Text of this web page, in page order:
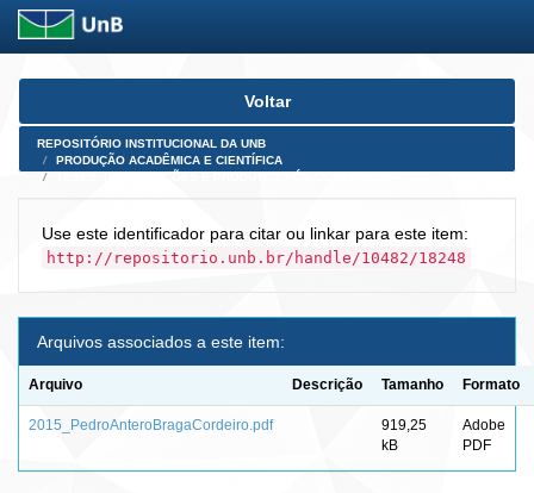
Skip
Voltar
REPOSITÓRIO INSTITUCIONAL DA UNB
PRODUÇÃO ACADÊMICA E CIENTÍFICA
Use este identificador para citar ou linkar para este item:
http://repositorio.unb.br/handle/10482/18248
Arquivos associados a este item:
Arquivo Descrição Tamanho Formato
2015_PedroAnteroBragaCordeiro.pdf
919,25
kB
Adobe
PDF